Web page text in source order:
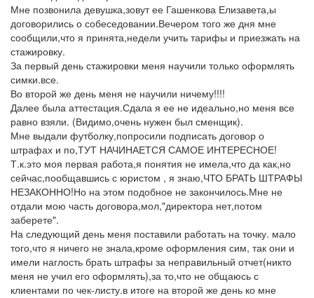
Мне позвонила девушка,зовут ее Гашенкова Елизавета,ы
договорились о собеседовании.Вечером того же дня мне
сообщили,что я принята,недели учить тарифы и приезжать на
стажировку.
За первый день стажировки меня научили только оформлять
симки.все.
Во второй же день меня не научили ничему!!!!
Далее была аттестация.Сдала я ее не идеально,но меня все
равно взяли. (Видимо,очень нужен был сменщик).
Мне выдали футболку,попросили подписать договор о
штрафах и по,ТУТ НАЧИНАЕТСЯ САМОЕ ИНТЕРЕСНОЕ!
Т.к.это моя первая работа,я понятия не имела,что да как,но
сейчас,пообщавшись с юристом , я знаю,ЧТО БРАТЬ ШТРАФЫ
НЕЗАКОННО!Но на этом подобное не закончилось.Мне не
отдали мою часть договора,мол,"директора нет,потом
заберете".
На следующий день меня поставили работать на точку. мало
того,что я ничего не знала,кроме оформления сим, так они и
имели наглость брать штрафы за неправильный отчет(никто
меня не учил его оформлять),за то,что не общаюсь с
клиентами по чек-листу.в итоге на второй же день ко мне